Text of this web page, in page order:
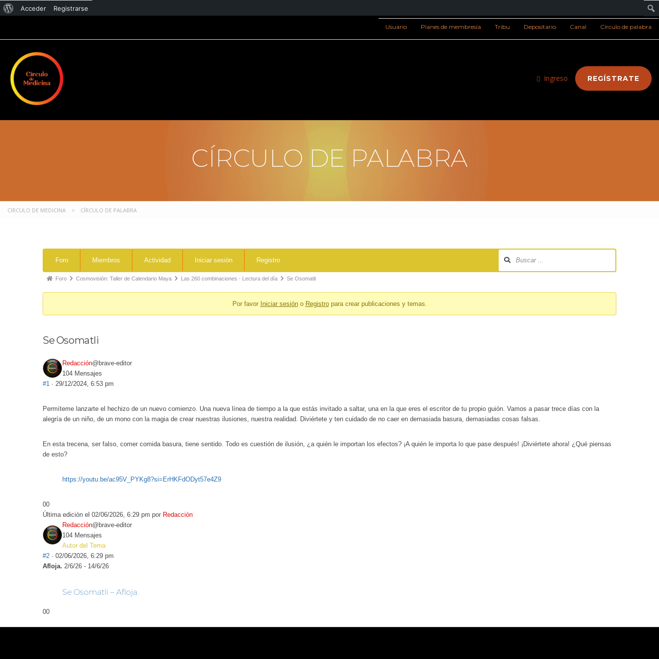
Acceder Registrarse
Usuario Planes de membresía Tribu Depositario Canal Círculo de palabra
Ingreso REGÍSTRATE
CÍRCULO DE PALABRA
CIRCULO DE MEDICINA > CÍRCULO DE PALABRA
Foro Miembros Actividad Iniciar sesión Registro
Foro Cosmovisión: Taller de Calendario Maya Las 260 combinaciones - Lectura del día Se Osomatli
Por favor Iniciar sesióno Registropara crear publicaciones y temas.
Se Osomatli
Redacción@brave-editor
104 Mensajes
#1 · 29/12/2024, 6:53 pm
Permíteme lanzarte el hechizo de un nuevo comienzo. Una nueva línea de tiempo a la que estás invitado a saltar, una en la que eres el escritor de tu propio guión. Vamos a pasar trece días con la
alegría de un niño, de un mono con la magia de crear nuestras ilusiones, nuestra realidad. Diviértete y ten cuidado de no caer en demasiada basura, demasiadas cosas falsas.
En esta trecena, ser falso, comer comida basura, tiene sentido. Todo es cuestión de ilusión, ¿a quién le importan los efectos? ¡A quién le importa lo que pase después! ¡Diviértete ahora! ¿Qué piensas
de esto?
https://youtu.be/ac95V_PYKg8?si=ErHKFdODyt57e4Z9
00
Última edición el 02/06/2026, 6:29 pm por Redacción
Redacción@brave-editor
104 Mensajes
Autor del Tema
#2 · 02/06/2026, 6:29 pm
Afloja. 2/6/26 - 14/6/26
Se Osomatli – Afloja.
00